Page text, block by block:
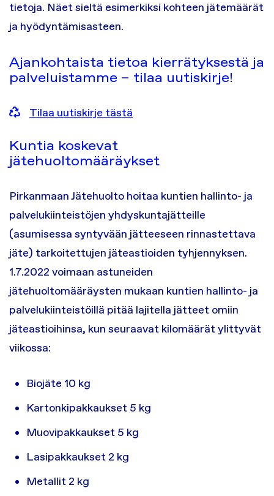
tietoja. Näet sieltä esimerkiksi kohteen jätemäärät
ja hyödyntämisasteen.
Ajankohtaista tietoa kierrätyksestä ja
palveluistamme – tilaa uutiskirje!
Tilaa uutiskirje tästä
Kuntia koskevat
jätehuoltomääräykset
Pirkanmaan Jätehuolto hoitaa kuntien hallinto- ja
palvelukiinteistöjen yhdyskuntajätteille
(asumisessa syntyvään jätteeseen rinnastettava
jäte) tarkoitettujen jäteastioiden tyhjennyksen.
1.7.2022 voimaan astuneiden
jätehuoltomääräysten mukaan kuntien hallinto- ja
palvelukiinteistöillä pitää lajitella jätteet omiin
jäteastioihinsa, kun seuraavat kilomäärät ylittyvät
viikossa:
Biojäte 10 kg
Kartonkipakkaukset 5 kg
Muovipakkaukset 5 kg
Lasipakkaukset 2 kg
Metallit 2 kg